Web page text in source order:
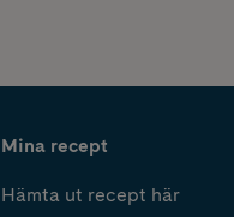
Mina recept
Hämta ut recept här